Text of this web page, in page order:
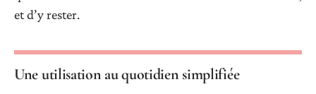
et d’y rester.
Une utilisation au quotidien simplifiée